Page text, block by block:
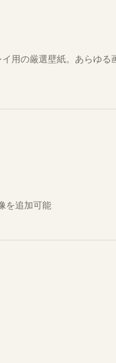
用の厳選壁紙。あらゆる
を追加可能